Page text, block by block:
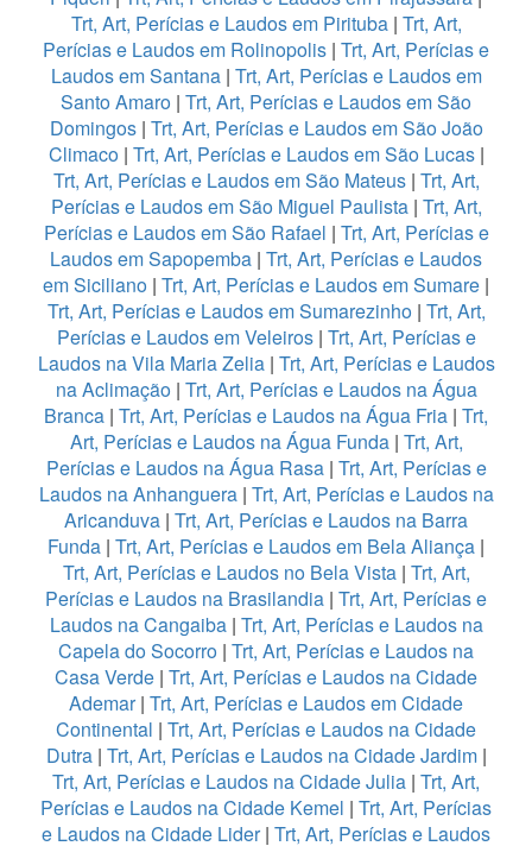
Trt, Art, Perícias e Laudos em Pirituba| Trt, Art,
Perícias e Laudos em Rolinopolis | Trt, Art, Perícias e
Laudos em Santana| Trt, Art, Perícias e Laudos em
Santo Amaro | Trt, Art, Perícias e Laudos em São
Domingos| Trt, Art, Perícias e Laudos em São João
Climaco| Trt, Art, Perícias e Laudos em São Lucas|
Trt, Art, Perícias e Laudos em São Mateus | Trt, Art,
Perícias e Laudos em São Miguel Paulista| Trt, Art,
Perícias e Laudos em São Rafael | Trt, Art, Perícias e
Laudos em Sapopemba | Trt, Art, Perícias e Laudos
em Siciliano | Trt, Art, Perícias e Laudos em Sumare |
Trt, Art, Perícias e Laudos em Sumarezinho| Trt, Art,
Perícias e Laudos em Veleiros| Trt, Art, Perícias e
Laudos na Vila Maria Zelia| Trt, Art, Perícias e Laudos
na Aclimação| Trt, Art, Perícias e Laudos na Água
Branca | Trt, Art, Perícias e Laudos na Água Fria | Trt,
Art, Perícias e Laudos na Água Funda| Trt, Art,
Perícias e Laudos na Água Rasa | Trt, Art, Perícias e
Laudos na Anhanguera| Trt, Art, Perícias e Laudos na
Aricanduva | Trt, Art, Perícias e Laudos na Barra
Funda | Trt, Art, Perícias e Laudos em Bela Aliança |
Trt, Art, Perícias e Laudos no Bela Vista| Trt, Art,
Perícias e Laudos na Brasilandia | Trt, Art, Perícias e
Laudos na Cangaiba| Trt, Art, Perícias e Laudos na
Capela do Socorro | Trt, Art, Perícias e Laudos na
Casa Verde | Trt, Art, Perícias e Laudos na Cidade
Ademar| Trt, Art, Perícias e Laudos em Cidade
Continental | Trt, Art, Perícias e Laudos na Cidade
Dutra | Trt, Art, Perícias e Laudos na Cidade Jardim|
Trt, Art, Perícias e Laudos na Cidade Julia | Trt, Art,
Perícias e Laudos na Cidade Kemel | Trt, Art, Perícias
e Laudos na Cidade Lider| Trt, Art, Perícias e Laudos